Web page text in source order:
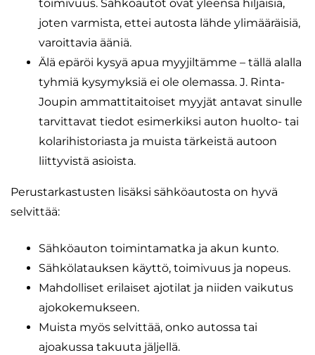
toimivuus. Sähköautot ovat yleensä hiljaisia,
joten varmista, ettei autosta lähde ylimääräisiä,
varoittavia ääniä.
Älä epäröi kysyä apua myyjiltämme – tällä alalla
tyhmiä kysymyksiä ei ole olemassa. J. Rinta-
Joupin ammattitaitoiset myyjät antavat sinulle
tarvittavat tiedot esimerkiksi auton huolto- tai
kolarihistoriasta ja muista tärkeistä autoon
liittyvistä asioista.
Perustarkastusten lisäksi sähköautosta on hyvä
selvittää:
Sähköauton toimintamatka ja akun kunto.
Sähkölatauksen käyttö, toimivuus ja nopeus.
Mahdolliset erilaiset ajotilat ja niiden vaikutus
ajokokemukseen.
Muista myös selvittää, onko autossa tai
ajoakussa takuuta jäljellä.